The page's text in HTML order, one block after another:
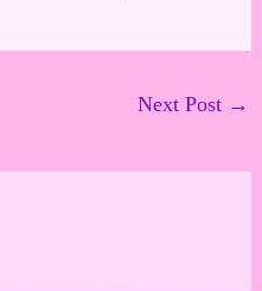
Next Post →